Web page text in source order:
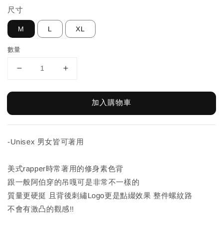
尺寸
M L XL
數量
加入購物車
-Unisex 男女皆可著用
美式rapper時常著用的修身素色背
跟一般阿伯穿的吊嘎可是非常不一樣的
質量更硬挺 且背後刺繡Logo更是點綴效果 整件螺紋路
不會有激凸的觀感!!